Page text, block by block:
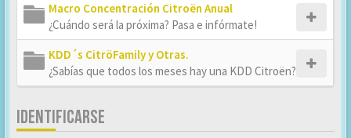
Macro Concentración Citroën Anual
¿Cuándo será la próxima? Pasa e infórmate!
KDD´s CitröFamily y Otras.
¿Sabías que todos los meses hay una KDD Citroën?
IDENTIFICARSE